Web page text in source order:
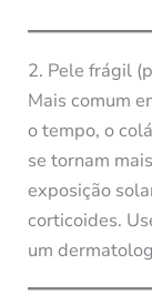
2. Pele frágil
Mais comum
o tempo, o
se tornam
exposição
corticoides.
um